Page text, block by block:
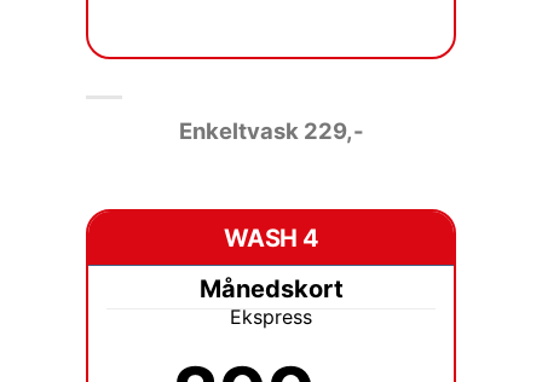
Enkeltvask 229,-
WASH 4
Månedskort
Ekspress